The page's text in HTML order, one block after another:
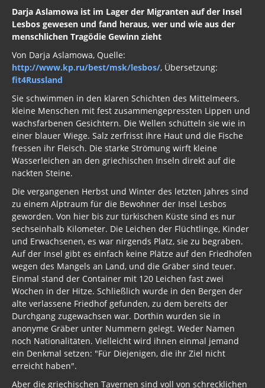
Kindesmißbrauch 2017
PIZZAGATE
Organraub
Griechische Fischer
Kinderleichen unter den Kirchen
Promi Lüge Einleitung
Babyhandel
Geopolitik und Pädokriminalität
Spirit Cooking
Adrenochrome
NWO / Großkonzerne
Ur-Logen Lesung Band 1
Ur-Logen Lesung Band 2
Ur-Logen Lesung Band 3
Ur-Logen Lesung Band 4
Ur-Logen Lesung Band 5
Darja Aslamowa ist im Lager der Migranten auf der Insel
Lesbos gewesen und fand heraus, wer und wie aus der
menschlichen Tragödie Gewinn zieht
Von Darja Aslamowa, Quelle:
http://www.kp.ru/best/msk/lesbos/, Übersetzung:
fit4Russland
Sie schwimmen in den klaren Schichten des Mittelmeers,
kleine Menschen mit fest zusammengepressten Lippen und
wachsfarbenen Gesichtern. Die Wellen schütteln sie wie in
einer blauer Wiege. Salz zerfrisst ihre Haut und die Fische
fressen ihr Fleisch. Die starke Strömung wirft kleine
Wasserleichen an den griechischen Inseln direkt auf die
nackten Steine.
Die vergangenen Herbst und Winter des letzten Jahres sind
zu einem Alptraum für die Bewohner der Insel Lesbos
geworden. Von hier bis zur türkischen Küste sind es nur
sechseinhalb Kilometer. Die Leichen der Flüchtlinge, Kinder
und Erwachsenen, es war nirgends Platz, sie zu begraben.
Auf der Insel gibt es einfach keine Plätze auf den Friedhöfen
wegen des Mangels an Land, und die Gräber sind teuer.
Einmal stand der Container mit 120 Leichen fast zwei
Wochen in der Hitze. Schließlich wurde in den Bergen der
alte verlassene Friedhof gefunden, zu dem bereits der
Durchgang zugewachsen war. Dorthin wurden sie in
anonyme Gräber unter Nummern gelegt. Weder Namen
noch Nationalitäten. Vielleicht wird ihnen einmal jemand
ein Denkmal setzen: "Für Diejenigen, die ihr Ziel nicht
erreicht haben".
Aber die griechischen Tavernen sind voll von schrecklichen